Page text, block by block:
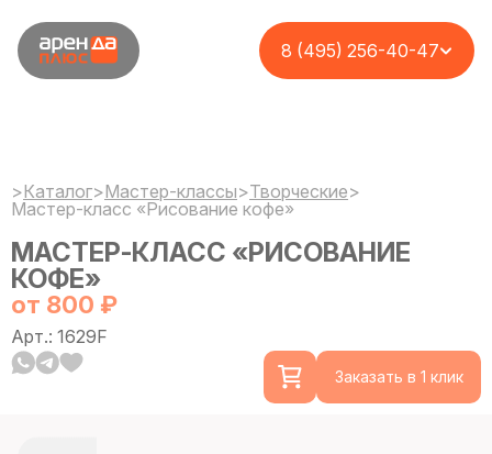
8 (495) 256-40-47
>Каталог>Мастер-классы>Творческие>
Мастер-класс «Рисование кофе»
МАСТЕР-КЛАСС «РИСОВАНИЕ
КОФЕ»
от 800 ₽
Арт.: 1629F
Заказать в 1 клик